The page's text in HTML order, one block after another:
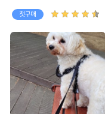
첫구매